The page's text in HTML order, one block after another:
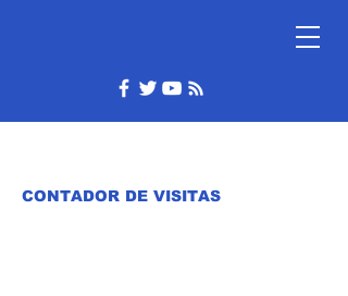
CONTADOR DE VISITAS